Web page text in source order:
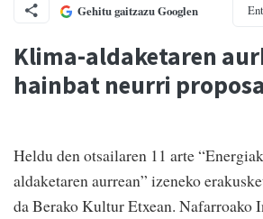
Gehitu gaitzazu Googlen
Klima-aldaketaren
hainbat neurri
Heldu den otsailaren 11 arte
aldaketaren aurrean” izeneko
da Berako Kultur Etxean. Nafarroako